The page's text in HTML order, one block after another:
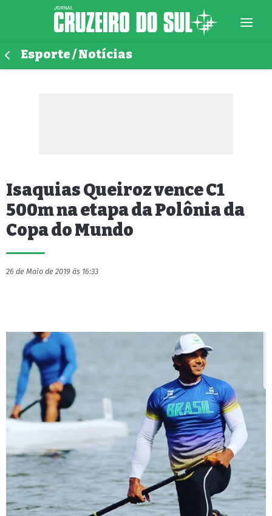
Esporte / Notícias
Isaquias Queiroz vence C1
500m na etapa da Polônia da
Copa do Mundo
26 de Maio de 2019 às 16:33